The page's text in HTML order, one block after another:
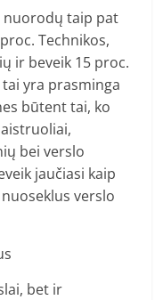
nuorodų taip pat
Technikos,
ir beveik 15 proc.
yra prasminga
būtent tai, ko
bei verslo
jaučiasi kaip
verslo
bet ir